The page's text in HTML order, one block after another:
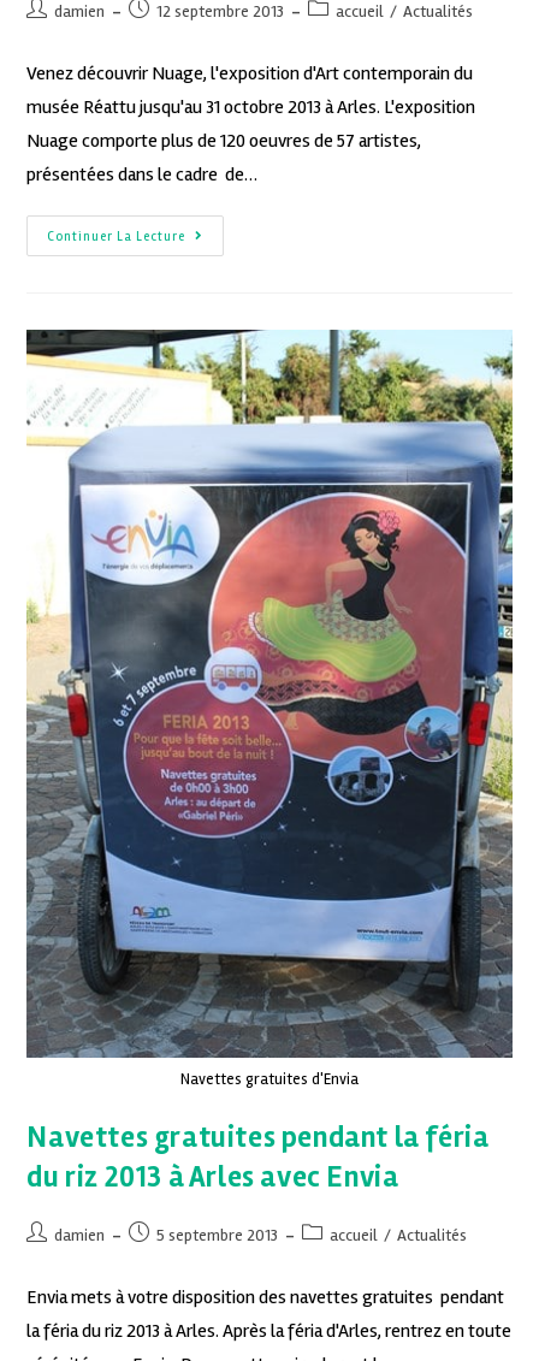
damien 12 septembre 2013 accueil / Actualités
Venez découvrir Nuage, l'exposition d'Art contemporain du
musée Réattu jusqu'au 31 octobre 2013 à Arles. L'exposition
Nuage comporte plus de 120 oeuvres de 57 artistes,
présentées dans le cadre de…
Continuer La Lecture
Navettes gratuites d'Envia
Navettes gratuites pendant la féria
du riz 2013 à Arles avec Envia
damien 5 septembre 2013 accueil / Actualités
Envia mets à votre disposition des navettes gratuites pendant
la féria du riz 2013 à Arles. Après la féria d'Arles, rentrez en toute